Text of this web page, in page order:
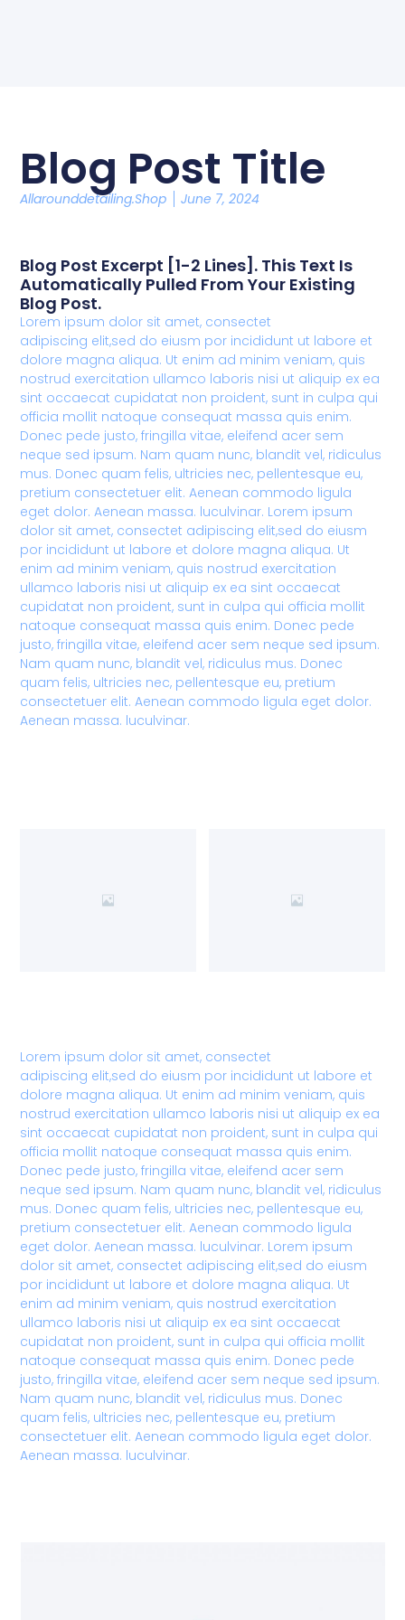
Blog Post Title
Allarounddetailing.shop June 7, 2024
Blog Post Excerpt [1-2 Lines]. This Text Is
Automatically Pulled From Your Existing
Blog Post.
Lorem ipsum dolor sit amet, consectet
adipiscing elit,sed do eiusm por incididunt ut labore et
dolore magna aliqua. Ut enim ad minim veniam, quis
nostrud exercitation ullamco laboris nisi ut aliquip ex ea
sint occaecat cupidatat non proident, sunt in culpa qui
officia mollit natoque consequat massa quis enim.
Donec pede justo, fringilla vitae, eleifend acer sem
neque sed ipsum. Nam quam nunc, blandit vel, ridiculus
mus. Donec quam felis, ultricies nec, pellentesque eu,
pretium consectetuer elit. Aenean commodo ligula
eget dolor. Aenean massa. luculvinar. Lorem ipsum
dolor sit amet, consectet adipiscing elit,sed do eiusm
por incididunt ut labore et dolore magna aliqua. Ut
enim ad minim veniam, quis nostrud exercitation
ullamco laboris nisi ut aliquip ex ea sint occaecat
cupidatat non proident, sunt in culpa qui officia mollit
natoque consequat massa quis enim. Donec pede
justo, fringilla vitae, eleifend acer sem neque sed ipsum.
Nam quam nunc, blandit vel, ridiculus mus. Donec
quam felis, ultricies nec, pellentesque eu, pretium
consectetuer elit. Aenean commodo ligula eget dolor.
Aenean massa. luculvinar.
Lorem ipsum dolor sit amet, consectet
adipiscing elit,sed do eiusm por incididunt ut labore et
dolore magna aliqua. Ut enim ad minim veniam, quis
nostrud exercitation ullamco laboris nisi ut aliquip ex ea
sint occaecat cupidatat non proident, sunt in culpa qui
officia mollit natoque consequat massa quis enim.
Donec pede justo, fringilla vitae, eleifend acer sem
neque sed ipsum. Nam quam nunc, blandit vel, ridiculus
mus. Donec quam felis, ultricies nec, pellentesque eu,
pretium consectetuer elit. Aenean commodo ligula
eget dolor. Aenean massa. luculvinar. Lorem ipsum
dolor sit amet, consectet adipiscing elit,sed do eiusm
por incididunt ut labore et dolore magna aliqua. Ut
enim ad minim veniam, quis nostrud exercitation
ullamco laboris nisi ut aliquip ex ea sint occaecat
cupidatat non proident, sunt in culpa qui officia mollit
natoque consequat massa quis enim. Donec pede
justo, fringilla vitae, eleifend acer sem neque sed ipsum.
Nam quam nunc, blandit vel, ridiculus mus. Donec
quam felis, ultricies nec, pellentesque eu, pretium
consectetuer elit. Aenean commodo ligula eget dolor.
Aenean massa. luculvinar.